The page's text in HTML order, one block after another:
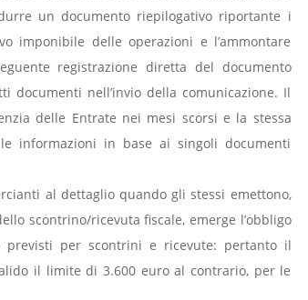
un documento riepilogativo riportante i
imponibile delle operazioni e l’ammontare
registrazione diretta del documento
documenti nell’invio della comunicazione. Il
delle Entrate nei mesi scorsi e la stessa
informazioni in base ai singoli documenti
al dettaglio quando gli stessi emettono,
scontrino/ricevuta fiscale, emerge l’obbligo
per scontrini e ricevute: pertanto il
il limite di 3.600 euro al contrario, per le